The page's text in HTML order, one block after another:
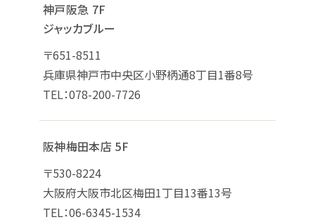
神戸阪急 7F
ジャッカブルー
〒651-8511
兵庫県神戸市中央区小野柄通8丁目1番8号
TEL：078-200-7726
阪神梅田本店 5F
〒530-8224
大阪府大阪市北区梅田1丁目13番13号
TEL：06-6345-1534